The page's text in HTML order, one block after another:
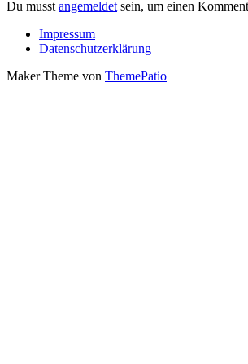
Du musst angemeldet sein, um einen
Impressum
Datenschutzerklärung
Maker Theme von ThemePatio